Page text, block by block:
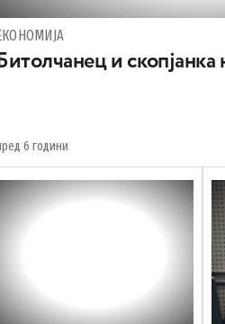
Битолчанец и скопјанка
6 години